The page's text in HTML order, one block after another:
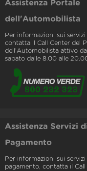
Assistenza Portale
dell'Automobilista
Per informazioni sui
contatta il Call Center del
dell'Automobilista attivo
sabato dalle 8.00 alle
Assistenza Servizi
Pagamento
Per informazioni sui servizi
pagamento, contatta il Call